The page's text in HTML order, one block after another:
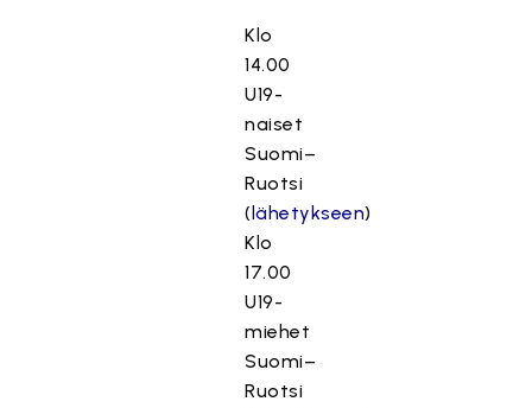
Klo
14.00
U19-
naiset
Suomi–
Ruotsi
(lähetykseen)
Klo
17.00
U19-
miehet
Suomi–
Ruotsi